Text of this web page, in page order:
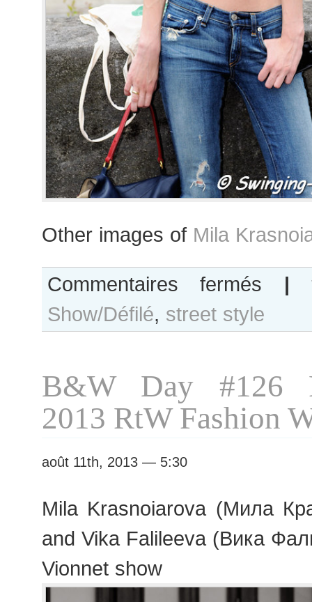
Other images of Mila
Commentaires fermés
Krasnoiarova
after
show
|
Show/Défilé, street style
B&W Day #126
2013 RtW Fashion
août 11th, 2013 — 5:30
Mila Krasnoiarova (Мила
and Vika Falileeva (Вика
Vionnet show